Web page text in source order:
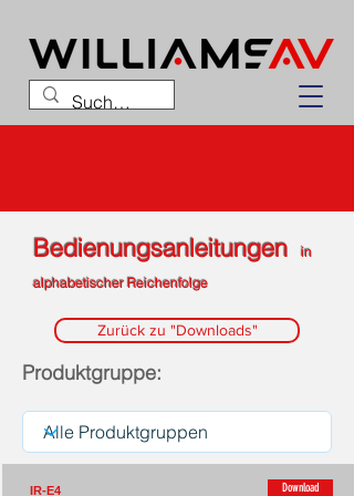
Bedienungsanleitungen
in
alphabetischer Reichenfolge
Zurück zu "Downloads"
Produktgruppe:
IR-E4 Download